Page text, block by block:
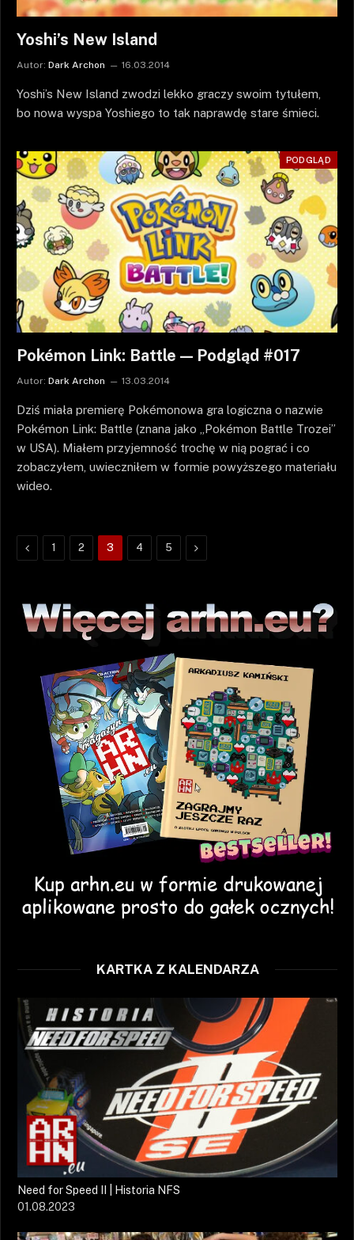
Yoshi’s New Island
Autor: Dark Archon 16.03.2014
Yoshi’s New Island zwodzi lekko graczy swoim tytułem,
bo nowa wyspa Yoshiego to tak naprawdę stare śmieci.
PODGLĄD
Pokémon Link: Battle — Podgląd #017
Autor: Dark Archon 13.03.2014
Dziś miała premierę Pokémonowa gra logiczna o nazwie
Pokémon Link: Battle (znana jako „Pokémon Battle Trozei”
w USA). Miałem przyjemność trochę w nią pograć i co
zobaczyłem, uwieczniłem w formie powyższego materiału
wideo.
Poprzednie
1 2 3 4 5 Następne
KARTKA Z KALENDARZA
Need for Speed II | Historia NFS
01.08.2023